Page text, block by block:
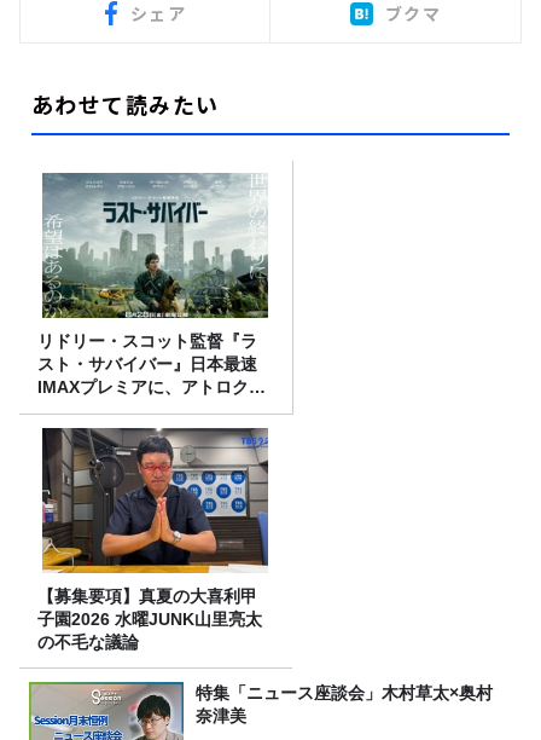
シェア ブクマ
あわせて読みたい
リドリー・スコット監督『ラ
スト・サバイバー』日本最速
IMAXプレミアに、アトロクリ
スナー60名をご招待！
【募集要項】真夏の大喜利甲
子園2026 水曜JUNK山里亮太
の不毛な議論
特集「ニュース座談会」木村草太×奥村
奈津美